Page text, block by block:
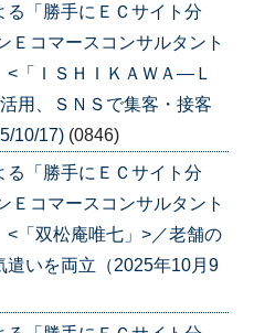
る「勝手にＥＣサイト分
コマースコンサルタント
ＩＳＨＩＫＡＷＡ―Ｌ
用、ＳＮＳで集客・接客
10/17) (0846)
る「勝手にＥＣサイト分
コマースコンサルタント
双松庵唯七」>／老舗の
遣いを両立（2025年10月9